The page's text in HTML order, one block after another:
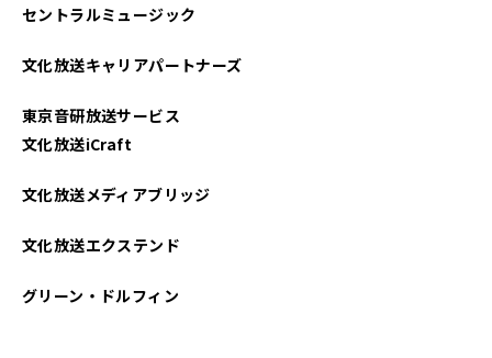
セントラルミュージック
文化放送キャリアパートナーズ
東京音研放送サービス
文化放送iCraft
文化放送メディアブリッジ
文化放送エクステンド
グリーン・ドルフィン